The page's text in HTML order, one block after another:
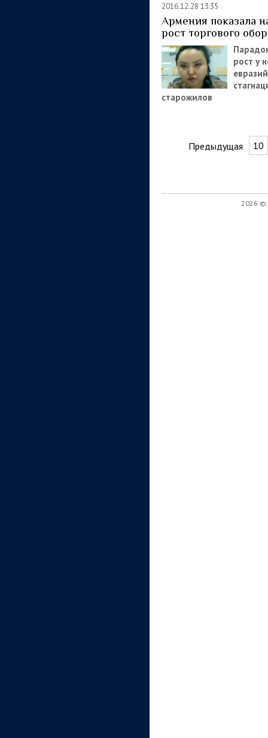
2016.12.28 13:35
Армения показала
рост торгового
рост у
старожилов
Предыдущая 10
2026 ©